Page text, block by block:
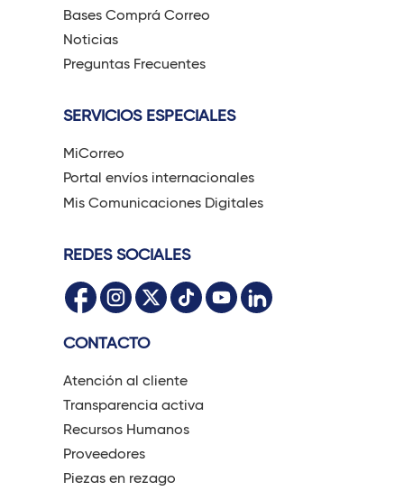
Bases Comprá Correo
Noticias
Preguntas Frecuentes
SERVICIOS ESPECIALES
MiCorreo
Portal envíos internacionales
Mis Comunicaciones Digitales
REDES SOCIALES
CONTACTO
Atención al cliente
Transparencia activa
Recursos Humanos
Proveedores
Piezas en rezago